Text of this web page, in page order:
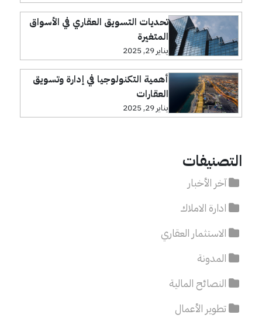
تحديات التسويق العقاري في الأسواق
المتغيرة
يناير 29, 2025
أهمية التكنولوجيا في إدارة وتسويق
العقارات
يناير 29, 2025
التصنيفات
آخر الأخبار
ادارة الاملاك
الاستثمار العقاري
المدونة
النصائح المالية
تطوير الأعمال